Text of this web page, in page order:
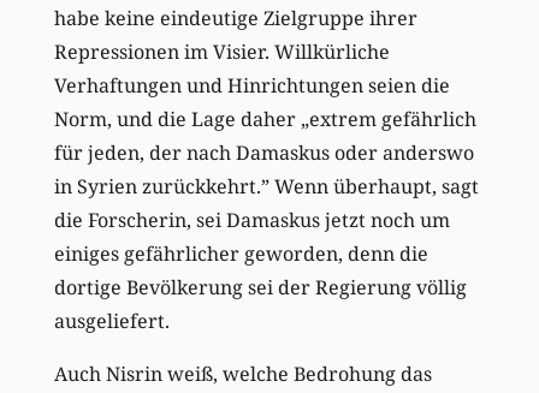
habe keine eindeutige Zielgruppe ihrer
Repressionen im Visier. Willkürliche
Verhaftungen und Hinrichtungen seien die
Norm, und die Lage daher „extrem gefährlich
für jeden, der nach Damaskus oder anderswo
in Syrien zurückkehrt.” Wenn überhaupt, sagt
die Forscherin, sei Damaskus jetzt noch um
einiges gefährlicher geworden, denn die
dortige Bevölkerung sei der Regierung völlig
ausgeliefert.
Auch Nisrin weiß, welche Bedrohung das